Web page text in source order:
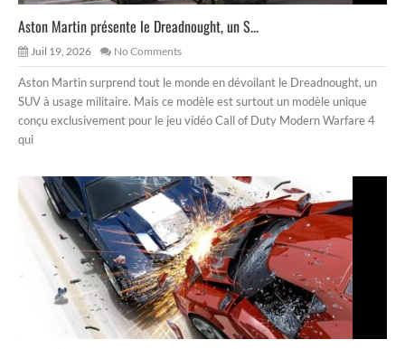
Aston Martin présente le Dreadnought, un S...
Juil 19, 2026 No Comments
Aston Martin surprend tout le monde en dévoilant le Dreadnought, un
SUV à usage militaire. Mais ce modèle est surtout un modèle unique
conçu exclusivement pour le jeu vidéo Call of Duty Modern Warfare 4
qui